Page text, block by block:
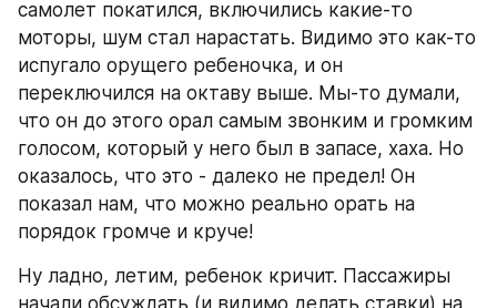
самолет покатился, включились какие-то
моторы, шум стал нарастать. Видимо это как-то
испугало орущего ребеночка, и он
переключился на октаву выше. Мы-то думали,
что он до этого орал самым звонким и громким
голосом, который у него был в запасе, хаха. Но
оказалось, что это - далеко не предел! Он
показал нам, что можно реально орать на
порядок громче и круче!
Ну ладно, летим, ребенок кричит. Пассажиры
начали обсуждать (и видимо делать ставки) на